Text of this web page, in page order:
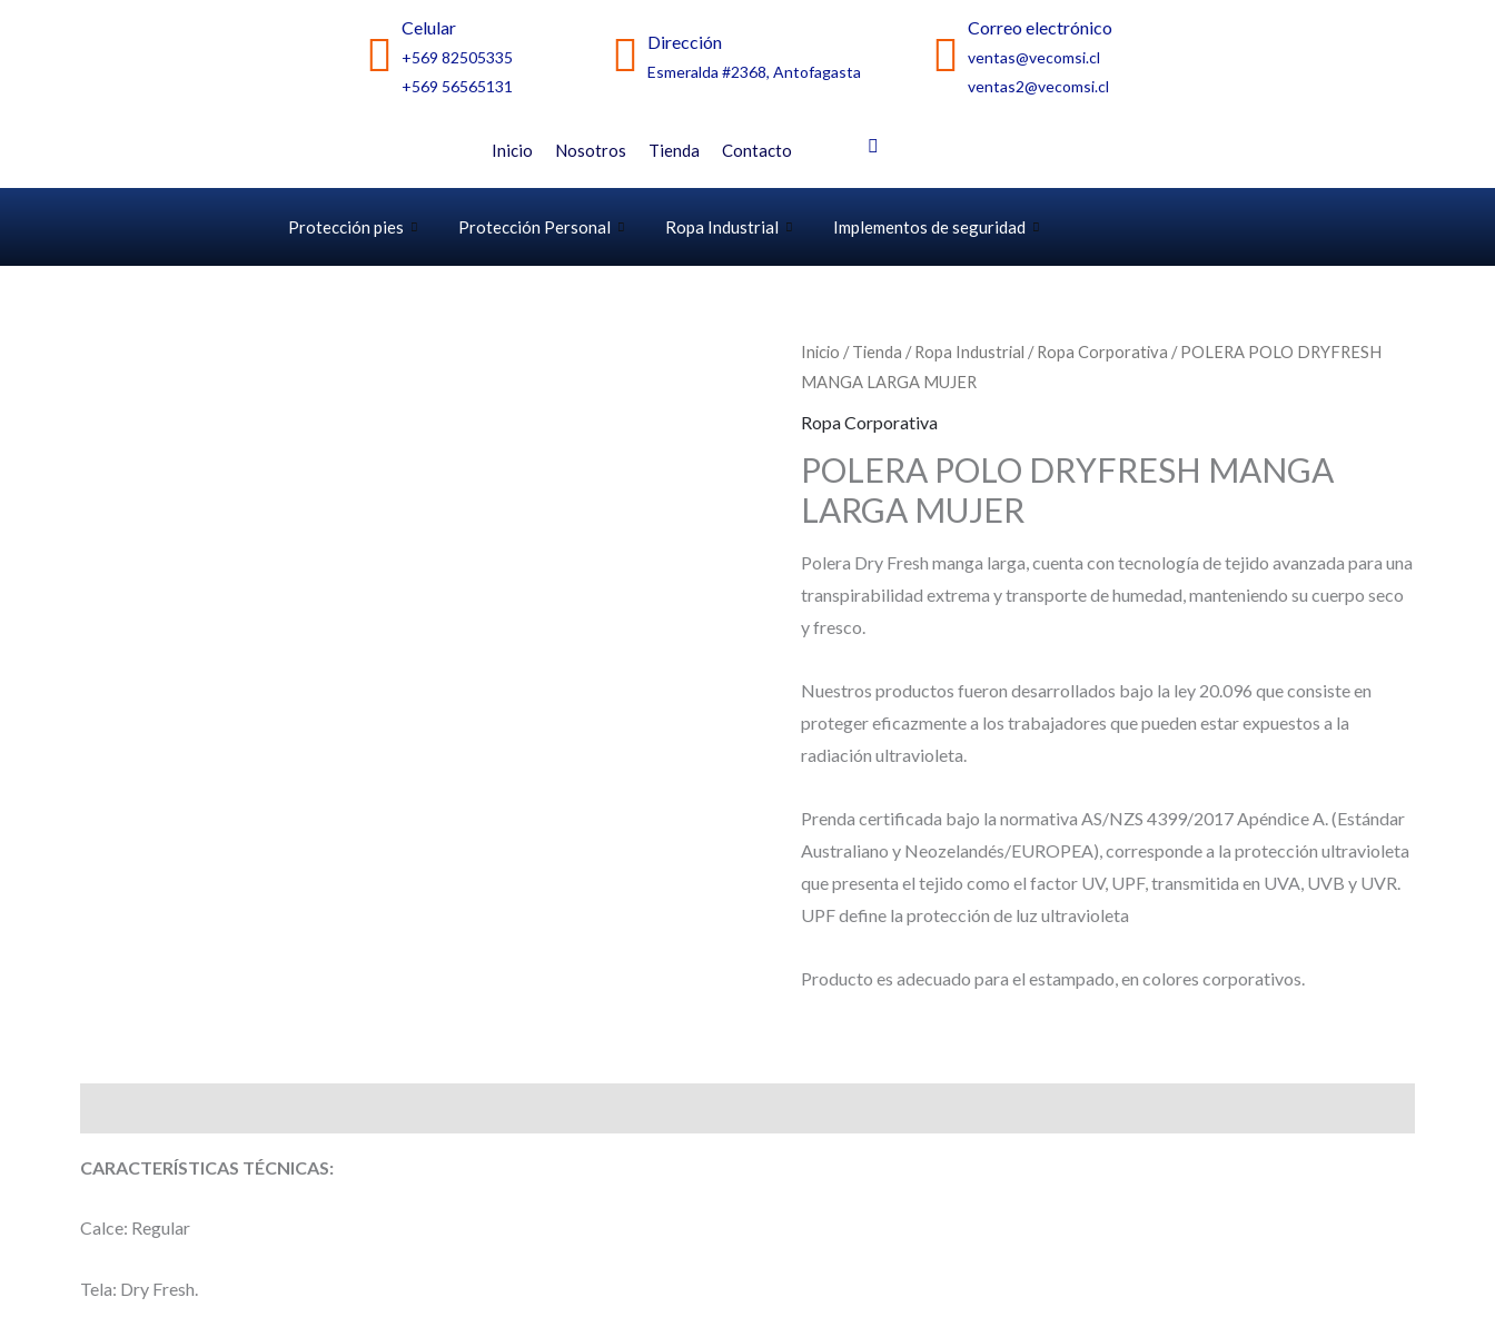
Celular
+569 82505335
+569 56565131
Dirección
Esmeralda #2368, Antofagasta
Correo electrónico
ventas@vecomsi.cl
ventas2@vecomsi.cl
Inicio Nosotros Tienda Contacto
Protección pies Protección Personal Ropa Industrial Implementos de seguridad
Inicio /Tienda /Ropa Industrial /Ropa Corporativa / POLERA POLO DRYFRESH
MANGA LARGA MUJER
Ropa Corporativa
POLERA POLO DRYFRESH MANGA
LARGA MUJER
Polera Dry Fresh manga larga, cuenta con tecnología de tejido avanzada para una
transpirabilidad extrema y transporte de humedad, manteniendo su cuerpo seco
y fresco.
Nuestros productos fueron desarrollados bajo la ley 20.096 que consiste en
proteger eficazmente a los trabajadores que pueden estar expuestos a la
radiación ultravioleta.
Prenda certificada bajo la normativa AS/NZS 4399/2017 Apéndice A. (Estándar
Australiano y Neozelandés/EUROPEA), corresponde a la protección ultravioleta
que presenta el tejido como el factor UV, UPF, transmitida en UVA, UVB y UVR.
UPF define la protección de luz ultravioleta
Producto es adecuado para el estampado, en colores corporativos.
CARACTERÍSTICAS TÉCNICAS:
Calce: Regular
Tela: Dry Fresh.